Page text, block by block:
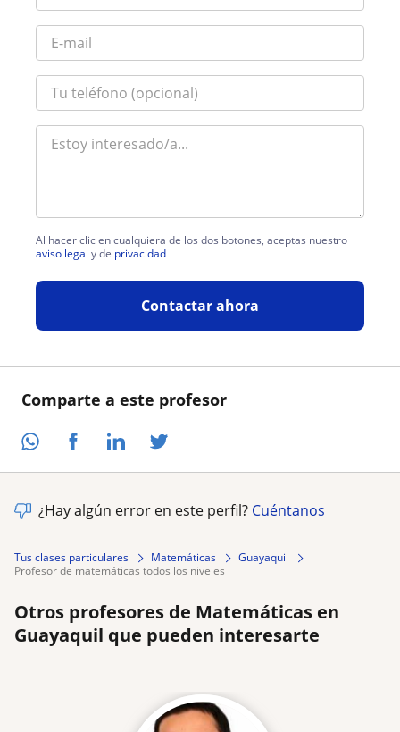
Comparte a este profesor
Al hacer clic en cualquiera de los dos botones, aceptas nuestro
aviso legal y de privacidad
Contactar ahora
¿Hay algún error en este perfil? Cuéntanos
Tus clases particulares Matemáticas
Guayaquil
profesor de matemáticas todos los niveles
Otros profesores de Matemáticas en
Guayaquil que pueden interesarte